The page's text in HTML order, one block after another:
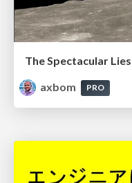
The Spectacular
axbom
PRO